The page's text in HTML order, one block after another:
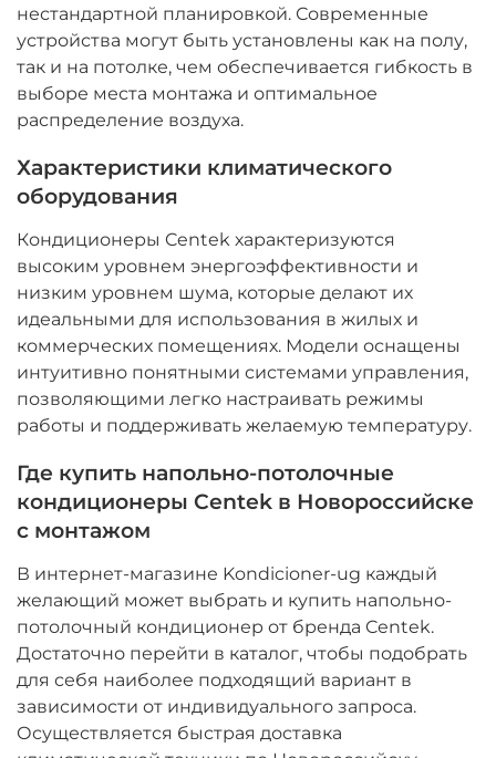
нестандартной планировкой. Современные
устройства могут быть установлены как на полу,
так и на потолке, чем обеспечивается гибкость в
выборе места монтажа и оптимальное
распределение воздуха.
Характеристики климатического
оборудования
Кондиционеры Centek характеризуются
высоким уровнем энергоэффективности и
низким уровнем шума, которые делают их
идеальными для использования в жилых и
коммерческих помещениях. Модели оснащены
интуитивно понятными системами управления,
позволяющими легко настраивать режимы
работы и поддерживать желаемую температуру.
Где купить напольно-потолочные
кондиционеры Centek в Новороссийске
с монтажом
В интернет-магазине Kondicioner-ug каждый
желающий может выбрать и купить напольно-
потолочный кондиционер от бренда Centek.
Достаточно перейти в каталог, чтобы подобрать
для себя наиболее подходящий вариант в
зависимости от индивидуального запроса.
Осуществляется быстрая доставка